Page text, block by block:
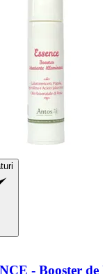
-​ Booster